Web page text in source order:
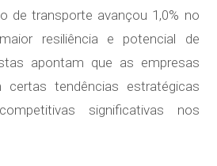
de transporte avançou 1,0% no
resiliência e potencial de
apontam que as empresas
certas tendências estratégicas
significativas nos